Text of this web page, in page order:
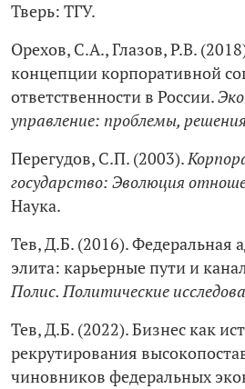
Тверь: ТГУ.
Орехов, С.А., Глазов, Р.В.
концепции корпоративной
ответственности в России.
управление: проблемы, решения
Перегудов, C.П. (2003).
государство: Эволюция
Наука.
Тев, Д.Б. (2016). Федеральная
элита: карьерные пути и
Полис. Политические
Тев, Д.Б. (2022). Бизнес как
рекрутирования
чиновников федеральных